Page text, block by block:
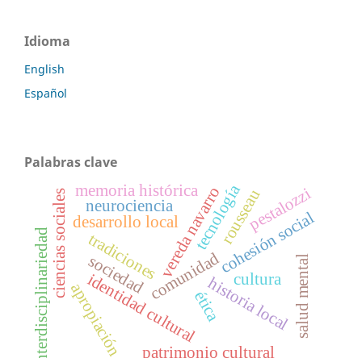
Idioma
English
Español
Palabras clave
identidad culturalhistoria local
apropiación
comunidad
vereda navarro
tradiciones
patrimonio cultural
cohesión social
desarrollo local
ciencias sociales salud mental
tecnología
interdisciplinariedad
neurociencia rousseaupestalozzi
cultura
ética
sociedad
memoria histórica